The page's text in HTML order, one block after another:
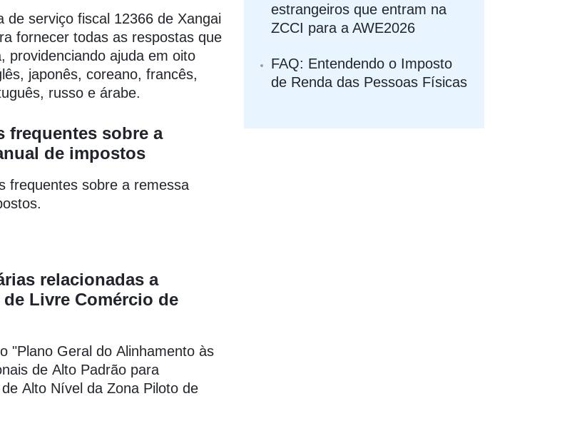
de serviço fiscal 12366 de Xangai
fornecer todas as respostas que
providenciando ajuda em oito
japonês, coreano, francês,
russo e árabe.
frequentes sobre a
de impostos
frequentes sobre a remessa
relacionadas a
Livre Comércio de
"Plano Geral do Alinhamento às
de Alto Padrão para
Alto Nível da Zona Piloto de
estrangeiros que entram na
ZCCI para a AWE2026
FAQ: Entendendo o Imposto
de Renda das Pessoas Físicas